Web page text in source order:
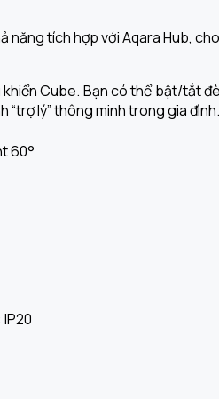
năng tích hợp với Aqara Hub,
Cube. Bạn có thể bật/tắt
lý” thông minh trong gia đình.
60°